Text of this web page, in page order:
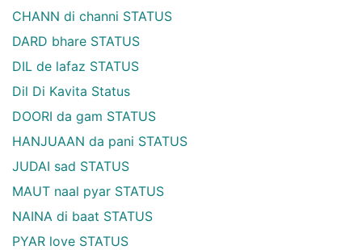
CHANN di channi STATUS
DARD bhare STATUS
DIL de lafaz STATUS
Dil Di Kavita Status
DOORI da gam STATUS
HANJUAAN da pani STATUS
JUDAI sad STATUS
MAUT naal pyar STATUS
NAINA di baat STATUS
PYAR love STATUS